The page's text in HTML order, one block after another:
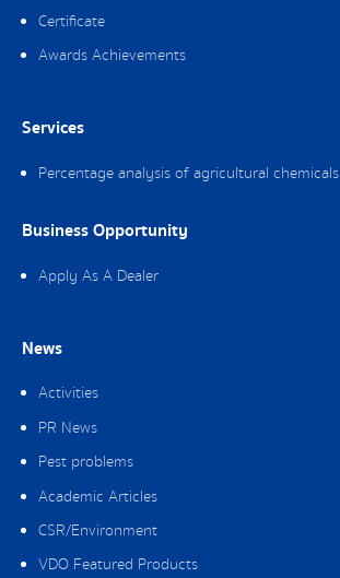
Certificate
Awards Achievements
Services
Percentage analysis of agricultural chemicals
Business Opportunity
Apply As A Dealer
News
Activities
PR News
Pest problems
Academic Articles
CSR/Environment
VDO Featured Products